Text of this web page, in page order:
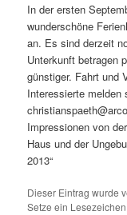
In der ersten
wunderschöne
an. Es sind derzeit
Unterkunft betragen
günstiger. Fahrt und
Interessierte
Impressionen von
Haus und der
2013“
Dieser Eintrag wurde
Setze ein